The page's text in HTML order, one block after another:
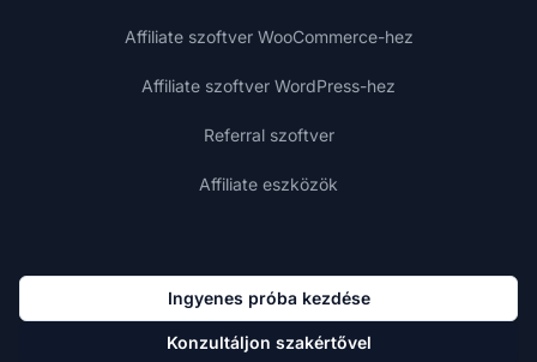
Affiliate szoftver WooCommerce-hez
Affiliate szoftver WordPress-hez
Referral szoftver
Affiliate eszközök
Ingyenes próba kezdése
Konzultáljon szakértővel